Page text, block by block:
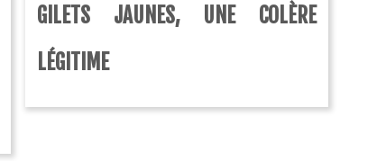
GILETS JAUNES, UNE COLÈRE
LÉGITIME